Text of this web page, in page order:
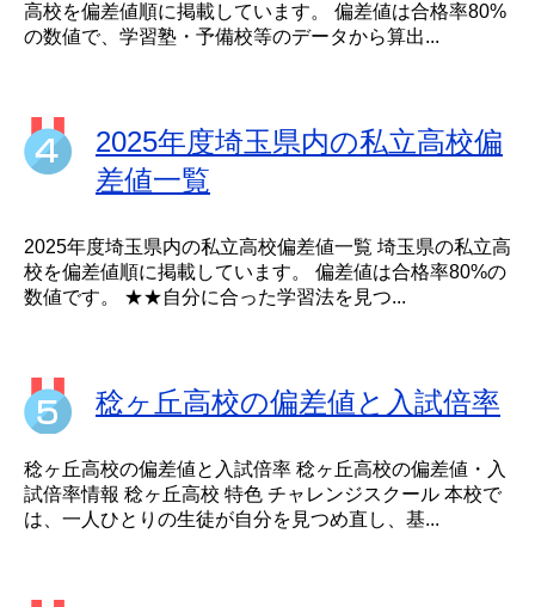
高校を偏差値順に掲載しています。 偏差値は合格率80%
の数値で、学習塾・予備校等のデータから算出...
2025年度埼玉県内の私立高校偏
差値一覧
2025年度埼玉県内の私立高校偏差値一覧 埼玉県の私立高
校を偏差値順に掲載しています。 偏差値は合格率80%の
数値です。 ★★自分に合った学習法を見つ...
稔ヶ丘高校の偏差値と入試倍率
稔ヶ丘高校の偏差値と入試倍率 稔ヶ丘高校の偏差値・入
試倍率情報 稔ヶ丘高校 特色 チャレンジスクール 本校で
は、一人ひとりの生徒が自分を見つめ直し、基...